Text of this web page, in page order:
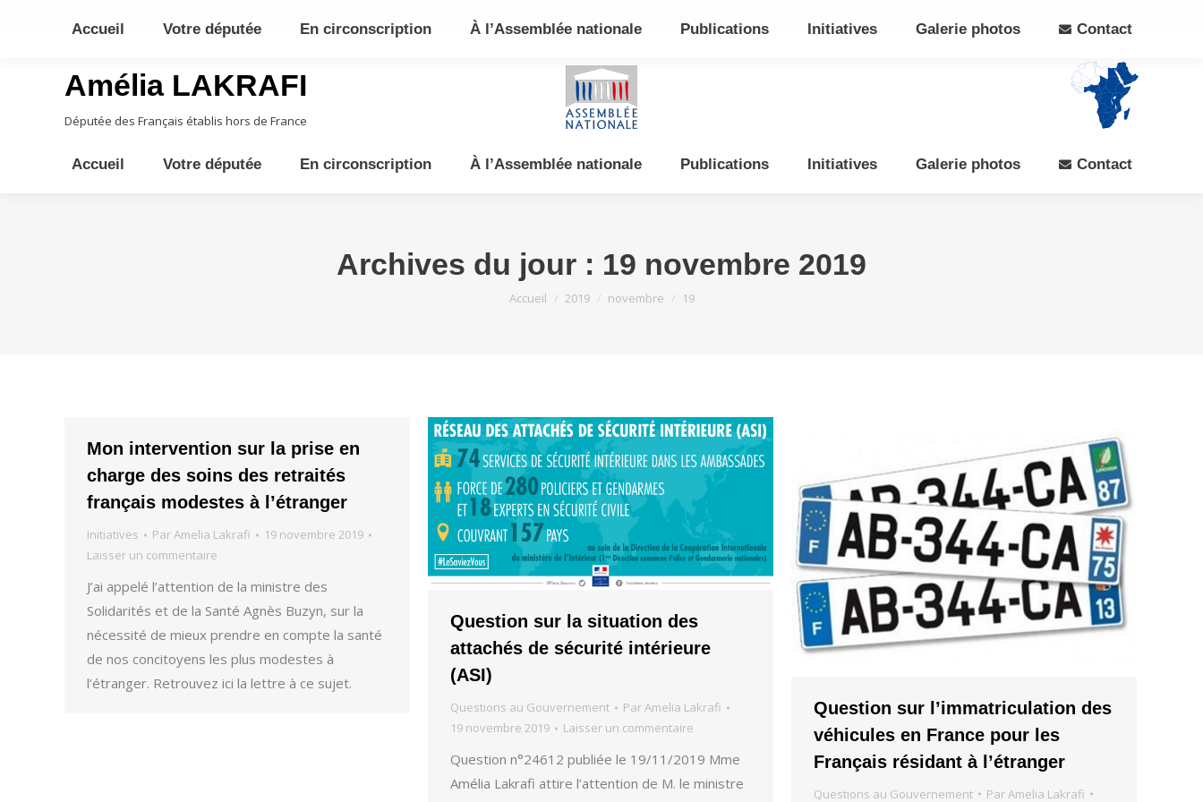
Facebook
opens
in
new
X
opens
in
new
Amélia LAKRAFI
Députée des Français établis hors de France
Accueil Votre députée En circonscription À l’Assemblée nationale Publications Initiatives Galerie photos Contact
Archives du jour : 19 novembre 2019
Vous êtes ici :
Accueil 2019 novembre 19
Mon intervention sur la prise en
charge des soins des retraités
français modestes à l’étranger
Initiatives ParAmelia Lakrafi
19 novembre 2019
Laisser un commentaire
J’ai appelé l’attention de la ministre des
Solidarités et de la Santé Agnès Buzyn, sur la
nécessité de mieux prendre en compte la santé
de nos concitoyens les plus modestes à
l’étranger. Retrouvez ici la lettre à ce sujet.
Question sur la situation des
attachés de sécurité intérieure
(ASI)
Questions au Gouvernement ParAmelia Lakrafi
19 novembre 2019
Laisser un commentaire
Question n°24612 publiée le 19/11/2019 Mme
Amélia Lakrafi attire l’attention de M. le ministre
Question sur l’immatriculation des
véhicules en France pour les
Français résidant à l’étranger
Questions au Gouvernement Par Amelia Lakrafi
Accueil Votre députée En circonscription À l’Assemblée nationale Publications Initiatives Galerie photos Contact